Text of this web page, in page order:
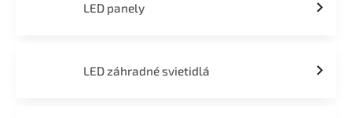
LED panely
LED záhradné svietidlá